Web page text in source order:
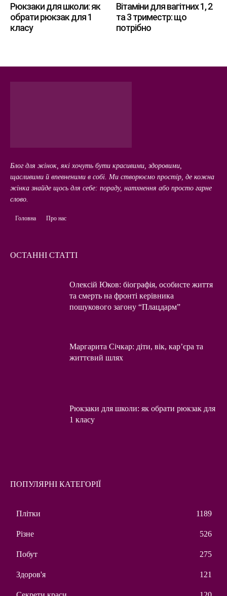
Рюкзаки для школи: як
обрати рюкзак для 1
класу
Вітаміни для вагітних 1, 2
та 3 триместр: що
потрібно
Блог для жінок, які хочуть бути красивими, здоровими,
щасливими й впевненими в собі. Ми створюємо простір, де кожна
жінка знайде щось для себе: пораду, натхнення або просто гарне
слово.
Головна Про нас
ОСТАННІ СТАТТІ
Олексій Юков: біографія, особисте життя
та смерть на фронті керівника
пошукового загону “Плацдарм”
Маргарита Січкар: діти, вік, кар’єра та
життєвий шлях
Рюкзаки для школи: як обрати рюкзак для
1 класу
ПОПУЛЯРНІ КАТЕГОРІЇ
Плітки 1189
Різне 526
Побут 275
Здоров'я 121